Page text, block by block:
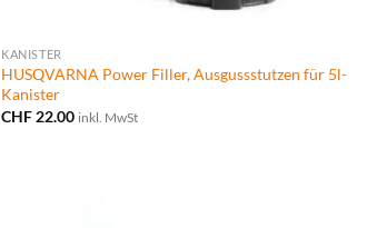
KANISTER
HUSQVARNA Power Filler, Ausgussstutzen für 5l-
Kanister
CHF 22.00 inkl. MwSt